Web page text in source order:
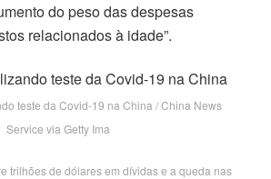
do peso das despesas
relacionados à idade”.
teste da Covid-19 na China / China News
Service via Getty Ima
trilhões de dólares em dívidas e a queda nas